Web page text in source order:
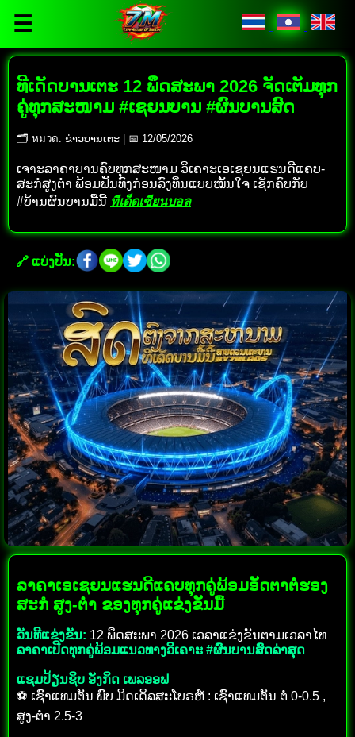
☰
ທີເດັດບານເຕະ 12 ພຶດສະພາ 2026 ຈັດເຕັມທຸກ
ຄູ່ທຸກສະໜາມ #ເຊຍນບານ #ຜົນບານສົດ
🗂 หมวด: ຂ່າວບານເຕະ | 📅 12/05/2026
ເຈາະລາຄາບານຄົບທຸກສະໜາມ ວິເຄາະເອເຊຍນແຮນດີແຄບ-
ສະກໍສູງຕ່ຳ ພ້ອມຟັນທົງກ່ອນລົງທຶນແບບໝັ້ນໃຈ ເຊັກຄົບກັບ
#ບ້ານຜົນບານມື້ນີ້ ทีเด็ดเซียนบอล
🔗 ແບ່ງປັນ:
ລາຄາເອເຊຍນແຮນດີແຄບທຸກຄູ່ພ້ອມອັດຕາຕໍ່ຮອງ
ສະກໍ ສູງ-ຕ່ຳ ຂອງທຸກຄູ່ແຂ່ງຂັນມື້
ວັນທີແຂ່ງຂັນ: 12 ພຶດສະພາ 2026 ເວລາແຂ່ງຂັນຕາມເວລາໄທ
ລາຄາເປີດທຸກຄູ່ພ້ອມແນວທາງວິເຄາະ #ຜົນບານສົດລ່າສຸດ
ແຊມປ້ຽນຊິບ ອັງກິດ ເພລອອຟ
⚽ ເຊົາແທມຕັນ ພົບ ມິດເດິລສະໂບຣຫ໌ : ເຊົາແທມຕັນ ຕໍ່ 0-0.5 ,
ສູງ-ຕ່ຳ 2.5-3